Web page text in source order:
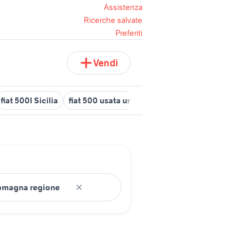
Assistenza
Ricerche salvate
Preferiti
Vendi
fiat 500l Sicilia fiat 500 usata umbria